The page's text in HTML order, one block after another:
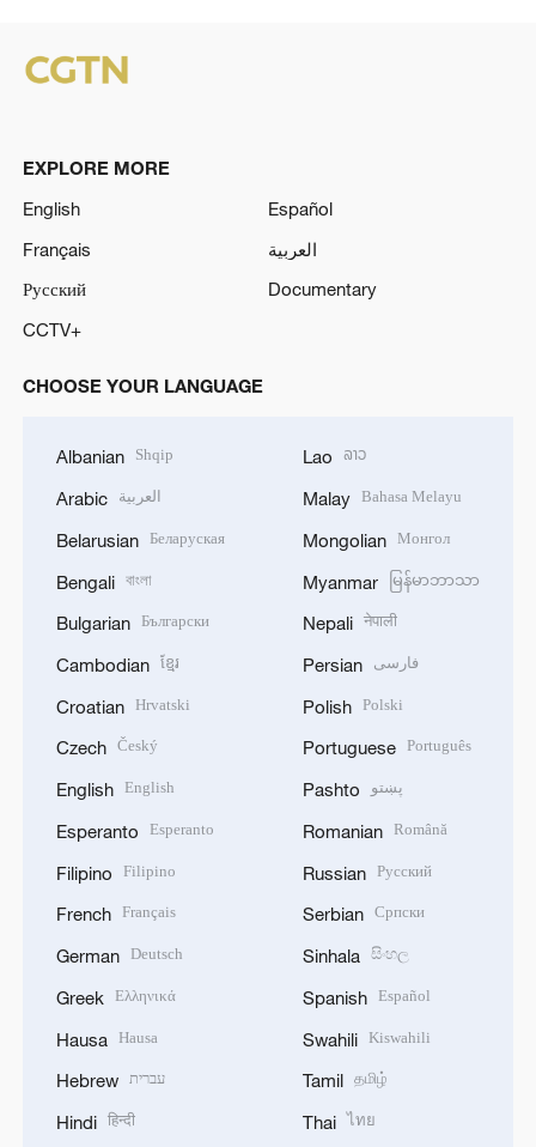
EXPLORE MORE
English
Español
Français
العربية
Русский
Documentary
CCTV+
CHOOSE YOUR LANGUAGE
Albanian Shqip
Arabic العربية
Belarusian Беларуская
Bengali বাংলা
Bulgarian Български
Cambodian ខ្មែរ
Croatian Hrvatski
Czech Český
English English
Esperanto Esperanto
Filipino Filipino
French Français
German Deutsch
Greek Ελληνικά
Hausa Hausa
Hebrew עברית
Hindi हिन्दी
Lao ລາວ
Malay Bahasa Melayu
Mongolian Монгол
Myanmar မြန်မာဘာသာ
Nepali नेपाली
Persian فارسی
Polish Polski
Portuguese Português
Pashto پښتو
Romanian Română
Russian Русский
Serbian Српски
Sinhala සිංහල
Spanish Español
Swahili Kiswahili
Tamil தமிழ்
Thai ไทย